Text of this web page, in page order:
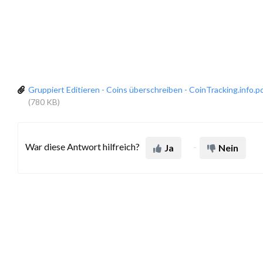
Gruppiert Editieren - Coins überschreiben -
(780 KB)
War diese Antwort hilfreich? Ja Nein